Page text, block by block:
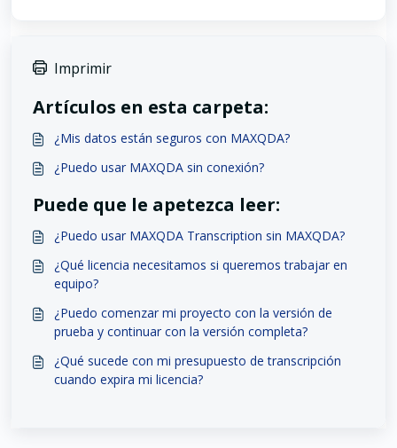
Imprimir
Artículos en esta carpeta:
¿Mis datos están seguros con MAXQDA?
¿Puedo usar MAXQDA sin conexión?
Puede que le apetezca leer:
¿Puedo usar MAXQDA Transcription sin MAXQDA?
¿Qué licencia necesitamos si queremos trabajar en
equipo?
¿Puedo comenzar mi proyecto con la versión de
prueba y continuar con la versión completa?
¿Qué sucede con mi presupuesto de transcripción
cuando expira mi licencia?